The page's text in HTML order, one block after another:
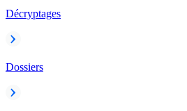
Décryptages
Dossiers